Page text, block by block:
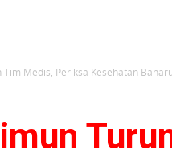
Medis, Periksa Kesehatan